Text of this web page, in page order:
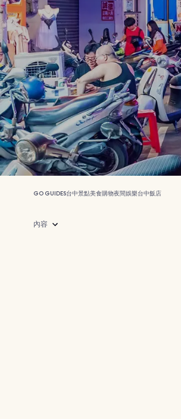
GO GUIDES台中景點美食購物夜間娛樂台中飯店
內容